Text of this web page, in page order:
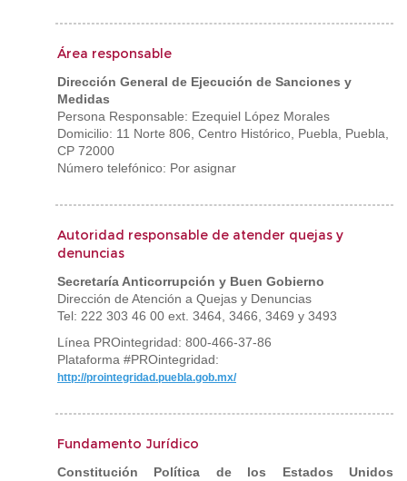
Área responsable
Dirección General de Ejecución de Sanciones y
Medidas
Persona Responsable: Ezequiel López Morales
Domicilio: 11 Norte 806, Centro Histórico, Puebla, Puebla,
CP 72000
Número telefónico: Por asignar
Autoridad responsable de atender quejas y
denuncias
Secretaría Anticorrupción y Buen Gobierno
Dirección de Atención a Quejas y Denuncias
Tel: 222 303 46 00 ext. 3464, 3466, 3469 y 3493
Línea PROintegridad: 800-466-37-86
Plataforma #PROintegridad:
http://prointegridad.puebla.gob.mx/
Fundamento Jurídico
Constitución Política de los Estados Unidos